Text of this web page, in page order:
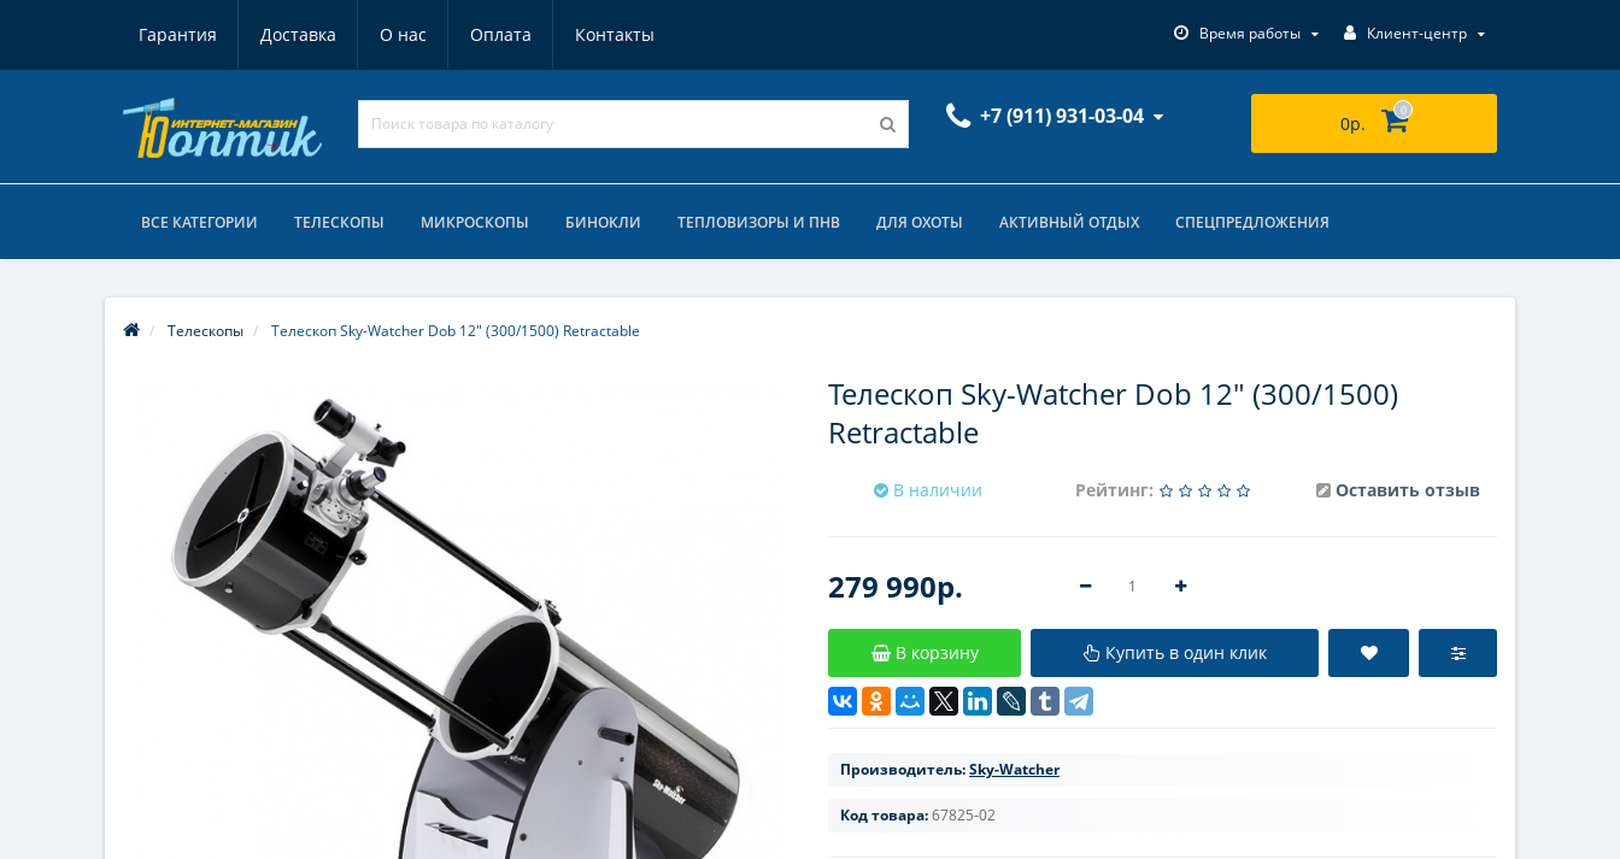
Гарантия Доставка О нас Оплата Контакты Время работы Клиент-центр
+7 (911) 931-03-04 0р.
0
ВСЕ КАТЕГОРИИ ТЕЛЕСКОПЫ МИКРОСКОПЫ БИНОКЛИ ТЕПЛОВИЗОРЫ И ПНВ ДЛЯ ОХОТЫ АКТИВНЫЙ ОТДЫХ СПЕЦПРЕДЛОЖЕНИЯ
Телескопы Телескоп Sky-Watcher Dob 12" (300/1500) Retractable
Телескоп Sky-Watcher Dob 12" (300/1500)
Retractable
В наличии Рейтинг: Оставить отзыв
279 990р.
В корзину Купить в один клик
Производитель:Sky-Watcher
Код товара:67825-02